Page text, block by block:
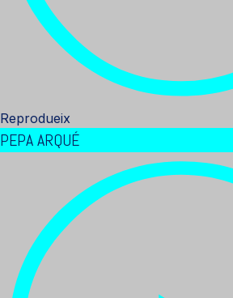
Reprodueix
PEPA ARQUÉ